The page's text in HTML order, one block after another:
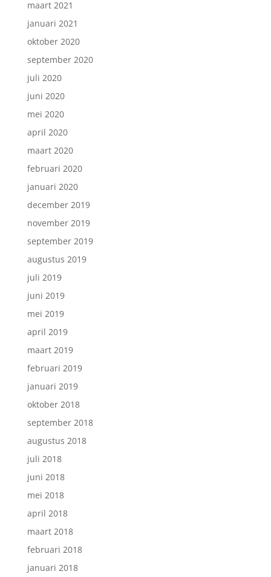
maart 2021
januari 2021
oktober 2020
september 2020
juli 2020
juni 2020
mei 2020
april 2020
maart 2020
februari 2020
januari 2020
december 2019
november 2019
september 2019
augustus 2019
juli 2019
juni 2019
mei 2019
april 2019
maart 2019
februari 2019
januari 2019
oktober 2018
september 2018
augustus 2018
juli 2018
juni 2018
mei 2018
april 2018
maart 2018
februari 2018
januari 2018